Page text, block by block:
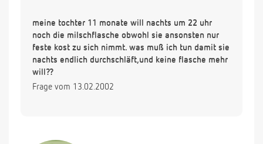
meine tochter 11 monate will nachts um 22 uhr
noch die milschflasche obwohl sie ansonsten nur
feste kost zu sich nimmt. was muß ich tun damit sie
nachts endlich durchschläft,und keine flasche mehr
will??
Frage vom 13.02.2002